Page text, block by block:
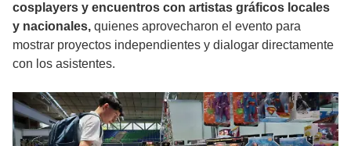
cosplayers y encuentros con artistas gráficos locales
y nacionales, quienes aprovecharon el evento para
mostrar proyectos independientes y dialogar directamente
con los asistentes.